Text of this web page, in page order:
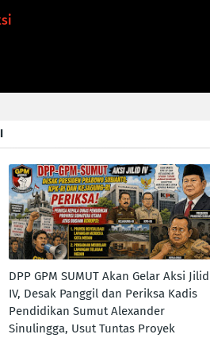
DPP GPM SUMUT Akan Gelar Aksi Jilid
IV, Desak Panggil dan Periksa Kadis
Pendidikan Sumut Alexander
Sinulingga, Usut Tuntas Proyek